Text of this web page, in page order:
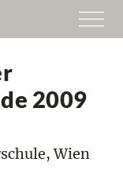
2009
Wien